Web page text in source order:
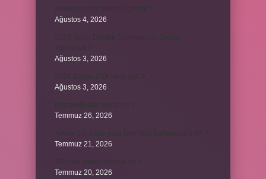
Ağustos 4, 2026
Ağustos 3, 2026
Ağustos 3, 2026
Temmuz 26, 2026
Temmuz 21, 2026
Temmuz 20, 2026